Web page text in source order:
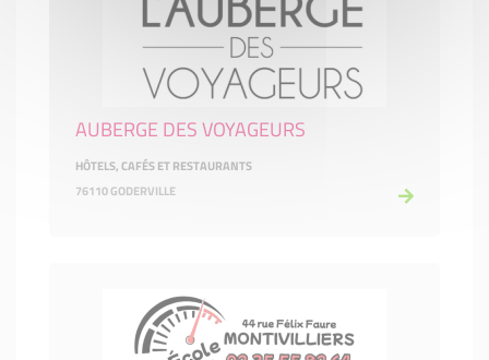
AUBERGE DES VOYAGEURS
HÔTELS, CAFÉS ET RESTAURANTS
76110 GODERVILLE